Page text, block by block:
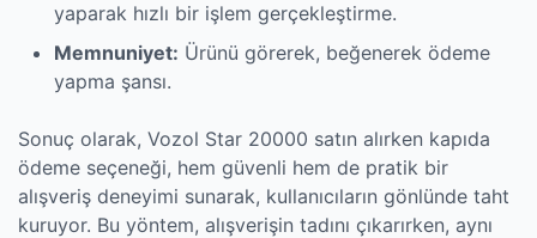
yaparak hızlı bir işlem gerçekleştirme.
Memnuniyet: Ürünü görerek, beğenerek ödeme
yapma şansı.
Sonuç olarak, Vozol Star 20000 satın alırken kapıda
ödeme seçeneği, hem güvenli hem de pratik bir
alışveriş deneyimi sunarak, kullanıcıların gönlünde taht
kuruyor. Bu yöntem, alışverişin tadını çıkarırken, aynı